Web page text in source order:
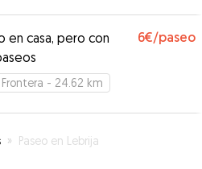
en casa, pero con
6€/paseo
- 24.62 km
» Paseo en Lebrija